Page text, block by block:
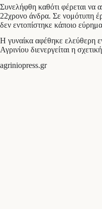
Συνελήφθη καθότι φέρεται να
22χρονο άνδρα. Σε νομότυπη
δεν εντοπίστηκε κάποιο
Η γυναίκα αφέθηκε ελεύθερη
Αγρινίου διενεργείται η
agriniopress.gr